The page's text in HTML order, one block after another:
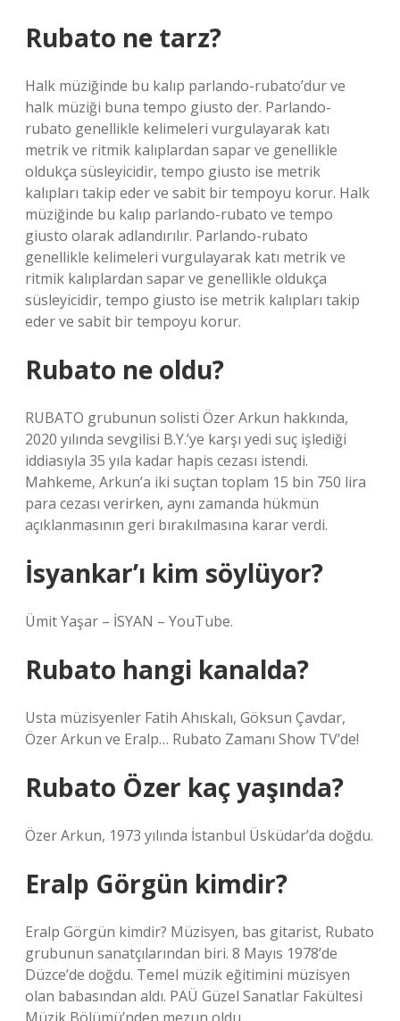
Rubato ne tarz?
Halk müziğinde bu kalıp parlando-rubato’dur ve
halk müziği buna tempo giusto der. Parlando-
rubato genellikle kelimeleri vurgulayarak katı
metrik ve ritmik kalıplardan sapar ve genellikle
oldukça süsleyicidir, tempo giusto ise metrik
kalıpları takip eder ve sabit bir tempoyu korur. Halk
müziğinde bu kalıp parlando-rubato ve tempo
giusto olarak adlandırılır. Parlando-rubato
genellikle kelimeleri vurgulayarak katı metrik ve
ritmik kalıplardan sapar ve genellikle oldukça
süsleyicidir, tempo giusto ise metrik kalıpları takip
eder ve sabit bir tempoyu korur.
Rubato ne oldu?
RUBATO grubunun solisti Özer Arkun hakkında,
2020 yılında sevgilisi B.Y.’ye karşı yedi suç işlediği
iddiasıyla 35 yıla kadar hapis cezası istendi.
Mahkeme, Arkun’a iki suçtan toplam 15 bin 750 lira
para cezası verirken, aynı zamanda hükmün
açıklanmasının geri bırakılmasına karar verdi.
İsyankar’ı kim söylüyor?
Ümit Yaşar – İSYAN – YouTube.
Rubato hangi kanalda?
Usta müzisyenler Fatih Ahıskalı, Göksun Çavdar,
Özer Arkun ve Eralp… Rubato Zamanı Show TV’de!
Rubato Özer kaç yaşında?
Özer Arkun, 1973 yılında İstanbul Üsküdar’da doğdu.
Eralp Görgün kimdir?
Eralp Görgün kimdir? Müzisyen, bas gitarist, Rubato
grubunun sanatçılarından biri. 8 Mayıs 1978’de
Düzce’de doğdu. Temel müzik eğitimini müzisyen
olan babasından aldı. PAÜ Güzel Sanatlar Fakültesi